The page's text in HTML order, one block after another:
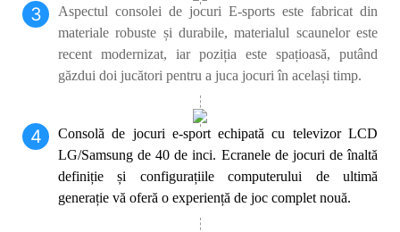
3
Aspectul consolei de jocuri E-sports este fabricat din
materiale robuste și durabile, materialul scaunelor este
recent modernizat, iar poziția este spațioasă, putând
găzdui doi jucători pentru a juca jocuri în același timp.
4
Consolă de jocuri e-sport echipată cu televizor LCD
LG/Samsung de 40 de inci. Ecranele de jocuri de înaltă
definiție și configurațiile computerului de ultimă
generație vă oferă o experiență de joc complet nouă.